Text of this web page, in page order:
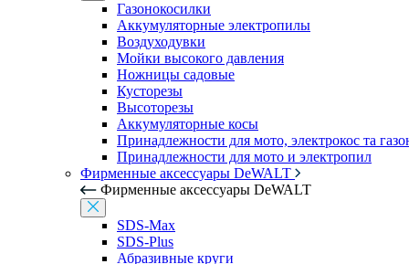
Газонокосилки
Аккумуляторные электропилы
Воздуходувки
Мойки высокого давления
Ножницы садовые
Кусторезы
Высоторезы
Аккумуляторные косы
Принадлежности для мото, электрокос та
Принадлежности для мото и электропил
Фирменные аксессуары DeWALT
Фирменные аксессуары DeWALT
SDS-Max
SDS-Plus
Абразивные круги